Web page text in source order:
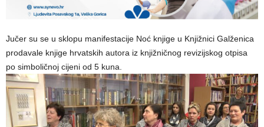
Jučer su se u sklopu manifestacije Noć knjige u Knjižnici Galženica
prodavale knjige hrvatskih autora iz knjižničnog revizijskog otpisa
po simboličnoj cijeni od 5 kuna.